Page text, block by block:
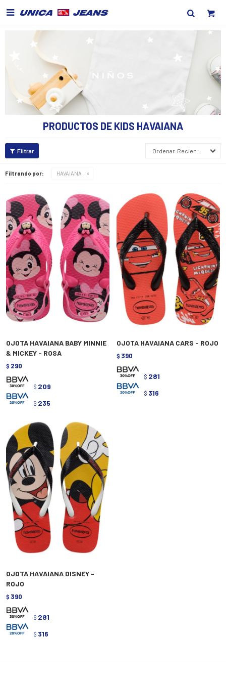

PRODUCTOS DE KIDS HAVAIANA
Recientes
Filtrando por: HAVAIANA
OJOTA HAVAIANA BABY MINNIE
& MICKEY - ROSA
$ 290
$ 209
$ 235
OJOTA HAVAIANA CARS - ROJO
$ 390
$ 281
$ 316
OJOTA HAVAIANA DISNEY -
ROJO
$ 390
$ 281
$ 316